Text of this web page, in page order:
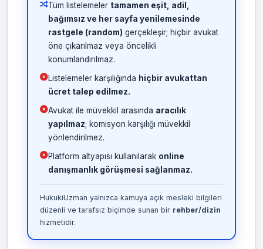
Tüm listelemeler tamamen eşit, adil,
bağımsız ve her sayfa yenilemesinde
rastgele (random) gerçekleşir; hiçbir avukat
öne çıkarılmaz veya öncelikli
konumlandırılmaz.
Listelemeler karşılığında hiçbir avukattan
ücret talep edilmez.
Avukat ile müvekkil arasında aracılık
yapılmaz; komisyon karşılığı müvekkil
yönlendirilmez.
Platform altyapısı kullanılarak online
danışmanlık görüşmesi sağlanmaz.
HukukiUzman yalnızca kamuya açık mesleki bilgileri
düzenli ve tarafsız biçimde sunan bir rehber/dizin
hizmetidir.